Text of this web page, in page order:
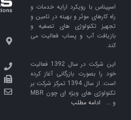
اسپیناس با رویکرد ارایه خدمات و
راه کارهای موثر و بهینه در تامین و
تجهیز تکنولوژی های تصفیه و
بازیافت آب و پساب فعالیت می
کند.
این شرکت در سال 1392 فعالیت
خود را بصورت بازرگانی آغاز کرده
است. از سال 1394 تمرکز شرکت بر
تکنولوژی های ویژه ای چون MBR
و … ادامه مطلب